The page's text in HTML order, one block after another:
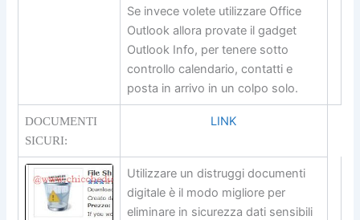
Se invece volete utilizzare Office
Outlook allora provate il gadget
Outlook Info, per tenere sotto
controllo calendario, contatti e
posta in arrivo in un colpo solo.
DOCUMENTI
SICURI:
LINK
Utilizzare un distruggi documenti
digitale è il modo migliore per
eliminare in sicurezza dati sensibili